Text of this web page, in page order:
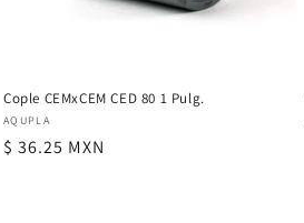
Cople CEMxCEM CED 80 1 Pulg.
Proveedor:
AQUPLA
Precio
$ 36.25 MXN